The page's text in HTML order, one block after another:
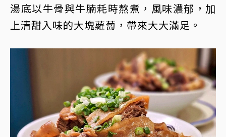
湯底以牛骨與牛腩耗時熬煮，風味濃郁，加
上清甜入味的大塊蘿蔔，帶來大大滿足。